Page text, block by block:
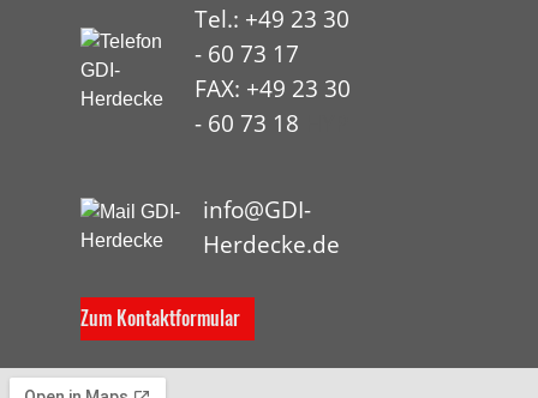
Tel.: +49 23 30
- 60 73 17
FAX: +49 23 30
- 60 73 18
info@GDI-
Herdecke.de
Zum Kontaktformular